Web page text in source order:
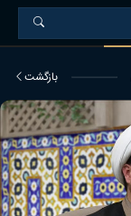
بازگشت